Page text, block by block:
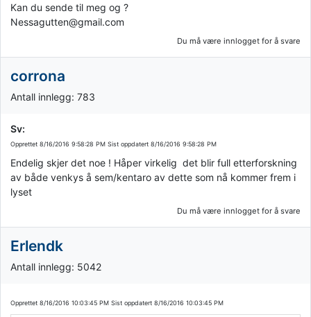
Kan du sende til meg og ?
Nessagutten@gmail.com
Du må være innlogget for å svare
corrona
Antall innlegg: 783
Sv:
Opprettet 8/16/2016 9:58:28 PM Sist oppdatert 8/16/2016 9:58:28 PM
Endelig skjer det noe ! Håper virkelig det blir full etterforskning
av både venkys å sem/kentaro av dette som nå kommer frem i
lyset
Du må være innlogget for å svare
Erlendk
Antall innlegg: 5042
Opprettet 8/16/2016 10:03:45 PM Sist oppdatert 8/16/2016 10:03:45 PM